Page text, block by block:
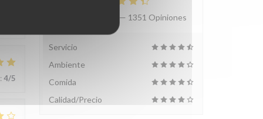
: 4/5
Valoración media — 1351 Opiniones
Servicio
Ambiente
Comida
Calidad/Precio